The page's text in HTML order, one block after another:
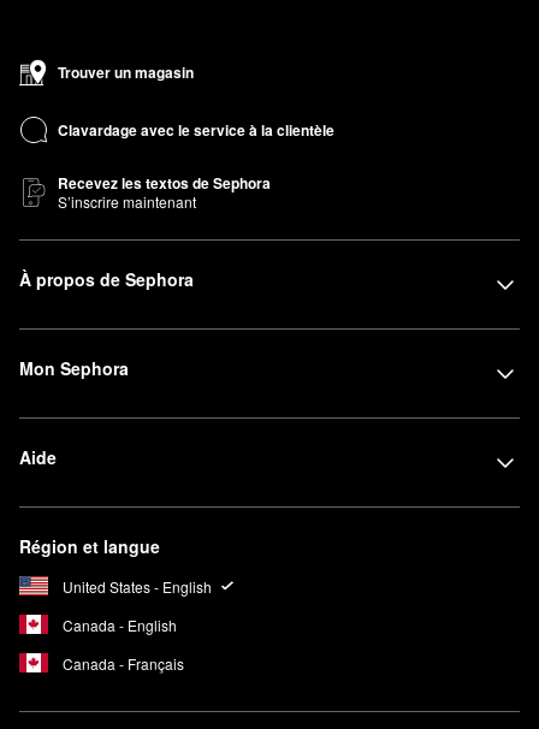
Trouver un magasin
Clavardage avec le service à la clientèle
Recevez les textos de Sephora
S’inscrire maintenant
À propos de Sephora
Mon Sephora
Aide
Région et langue
United States - English
Canada - English
Canada - Français